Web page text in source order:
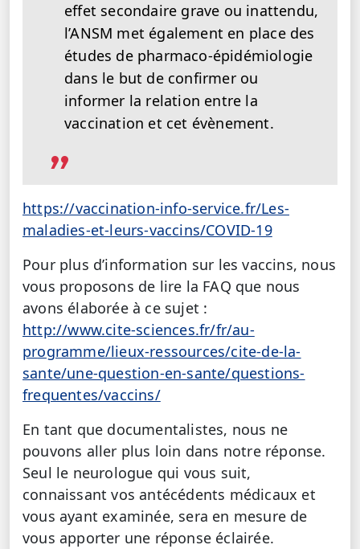
effet secondaire grave ou inattendu,
l’ANSM met également en place des
études de pharmaco-épidémiologie
dans le but de confirmer ou
informer la relation entre la
vaccination et cet évènement.
https://vaccination-info-service.fr/Les-
maladies-et-leurs-vaccins/COVID-19
Pour plus d’information sur les vaccins, nous
vous proposons de lire la FAQ que nous
avons élaborée à ce sujet :
http://www.cite-sciences.fr/fr/au-
programme/lieux-ressources/cite-de-la-
sante/une-question-en-sante/questions-
frequentes/vaccins/
En tant que documentalistes, nous ne
pouvons aller plus loin dans notre réponse.
Seul le neurologue qui vous suit,
connaissant vos antécédents médicaux et
vous ayant examinée, sera en mesure de
vous apporter une réponse éclairée.